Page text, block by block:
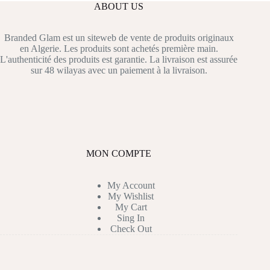
ABOUT US
Branded Glam est un siteweb de vente de produits originaux
en Algerie. Les produits sont achetés première main.
L'authenticité des produits est garantie. La livraison est assurée
sur 48 wilayas avec un paiement à la livraison.
MON COMPTE
My Account
My Wishlist
My Cart
Sing In
Check Out